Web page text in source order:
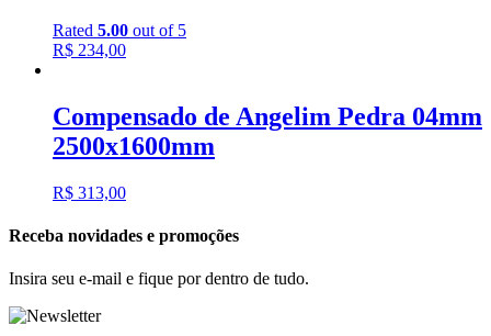
Rated 5.00 out of 5
R$ 234,00
Compensado de Angelim Pedra 04mm
2500x1600mm
R$ 313,00
Receba novidades e promoções
Insira seu e-mail e fique por dentro de tudo.